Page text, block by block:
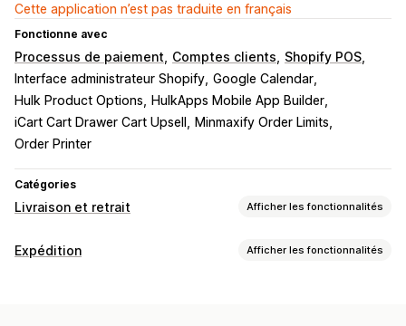
Cette application n’est pas traduite en français
Fonctionne avec
Processus de paiement Comptes clients
Shopify POS
Interface administrateur Shopify Google Calendar
Hulk Product Options
HulkApps Mobile App Builder
iCart Cart Drawer Cart Upsell
Minmaxify Order Limits
Order Printer
Catégories
Livraison et retrait Afficher les fonctionnalités
Options de livraison
Expédition Afficher les fonctionnalités